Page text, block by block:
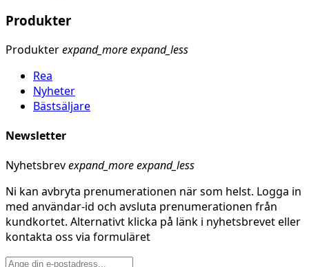
Produkter
Produkterexpand_moreexpand_less
Rea
Nyheter
Bästsäljare
Newsletter
Nyhetsbrevexpand_moreexpand_less
Ni kan avbryta prenumerationen när som helst. Logga in
med användar-id och avsluta prenumerationen från
kundkortet. Alternativt klicka på länk i nyhetsbrevet eller
kontakta oss via formuläret